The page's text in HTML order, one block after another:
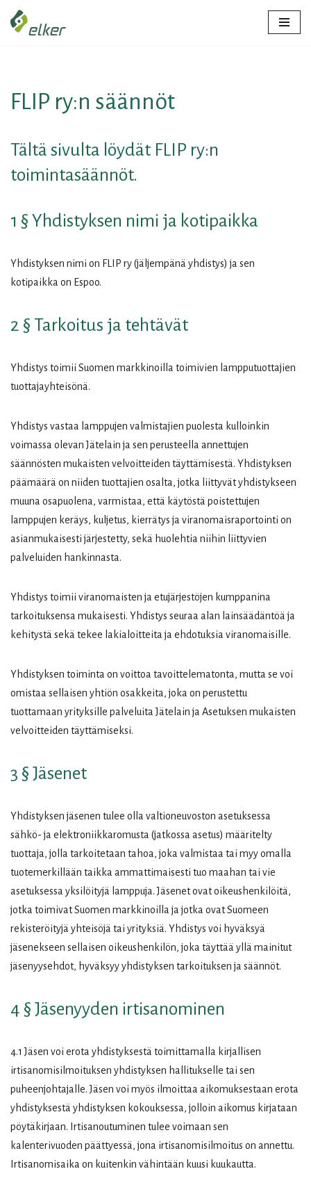
Siirry
FLIP ry:n säännöt
Tältä sivulta löydät FLIP ry:n
toimintasäännöt.
1 § Yhdistyksen nimi ja kotipaikka
Yhdistyksen nimi on FLIP ry (jäljempänä yhdistys) ja sen
kotipaikka on Espoo.
2 § Tarkoitus ja tehtävät
Yhdistys toimii Suomen markkinoilla toimivien lampputuottajien
tuottajayhteisönä.
Yhdistys vastaa lamppujen valmistajien puolesta kulloinkin
voimassa olevan Jätelain ja sen perusteella annettujen
säännösten mukaisten velvoitteiden täyttämisestä. Yhdistyksen
päämäärä on niiden tuottajien osalta, jotka liittyvät yhdistykseen
muuna osapuolena, varmistaa, että käytöstä poistettujen
lamppujen keräys, kuljetus, kierrätys ja viranomaisraportointi on
asianmukaisesti järjestetty, sekä huolehtia niihin liittyvien
palveluiden hankinnasta.
Yhdistys toimii viranomaisten ja etujärjestöjen kumppanina
tarkoituksensa mukaisesti. Yhdistys seuraa alan lainsäädäntöä ja
kehitystä sekä tekee lakialoitteita ja ehdotuksia viranomaisille.
Yhdistyksen toiminta on voittoa tavoittelematonta, mutta se voi
omistaa sellaisen yhtiön osakkeita, joka on perustettu
tuottamaan yrityksille palveluita Jätelain ja Asetuksen mukaisten
velvoitteiden täyttämiseksi.
3 § Jäsenet
Yhdistyksen jäsenen tulee olla valtioneuvoston asetuksessa
sähkö- ja elektroniikkaromusta (jatkossa asetus) määritelty
tuottaja, jolla tarkoitetaan tahoa, joka valmistaa tai myy omalla
tuotemerkillään taikka ammattimaisesti tuo maahan tai vie
asetuksessa yksilöityjä lamppuja. Jäsenet ovat oikeushenkilöitä,
jotka toimivat Suomen markkinoilla ja jotka ovat Suomeen
rekisteröityjä yhteisöjä tai yrityksiä. Yhdistys voi hyväksyä
jäsenekseen sellaisen oikeushenkilön, joka täyttää yllä mainitut
jäsenyysehdot, hyväksyy yhdistyksen tarkoituksen ja säännöt.
4 § Jäsenyyden irtisanominen
4.1 Jäsen voi erota yhdistyksestä toimittamalla kirjallisen
irtisanomisilmoituksen yhdistyksen hallitukselle tai sen
puheenjohtajalle. Jäsen voi myös ilmoittaa aikomuksestaan erota
yhdistyksestä yhdistyksen kokouksessa, jolloin aikomus kirjataan
pöytäkirjaan. Irtisanoutuminen tulee voimaan sen
kalenterivuoden päättyessä, jona irtisanomisilmoitus on annettu.
Irtisanomisaika on kuitenkin vähintään kuusi kuukautta.